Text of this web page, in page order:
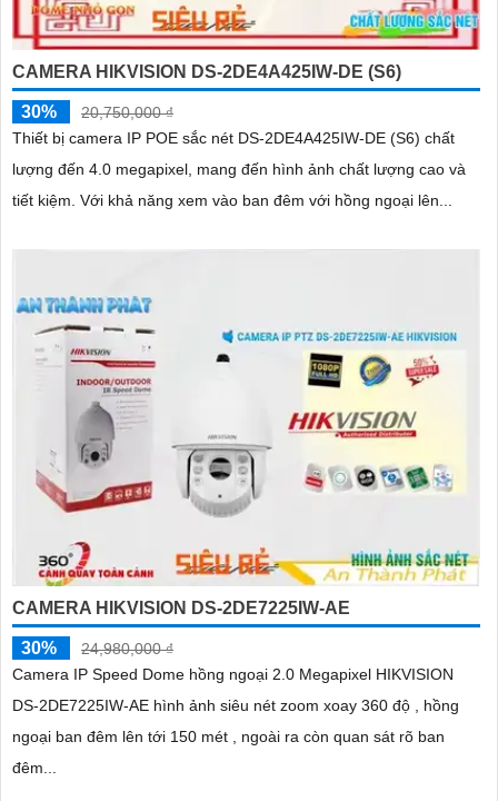
CAMERA HIKVISION DS-2DE4A425IW-DE (S6)
30%
20,750,000 ₫
Thiết bị camera IP POE sắc nét DS-2DE4A425IW-DE (S6) chất
lượng đến 4.0 megapixel, mang đến hình ảnh chất lượng cao và
tiết kiệm. Với khả năng xem vào ban đêm với hồng ngoại lên...
CAMERA HIKVISION DS-2DE7225IW-AE
30%
24,980,000 ₫
Camera IP Speed Dome hồng ngoại 2.0 Megapixel HIKVISION
DS-2DE7225IW-AE hình ảnh siêu nét zoom xoay 360 độ , hồng
ngoại ban đêm lên tới 150 mét , ngoài ra còn quan sát rõ ban
đêm...